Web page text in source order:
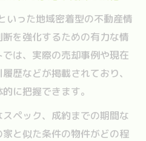
いった地域密着型の不動産情
を強化するための有力な情
は、実際の売却事例や現在
歴などが掲載されており、
に把握できます。
ペック、成約までの期間な
と似た条件の物件がどの程